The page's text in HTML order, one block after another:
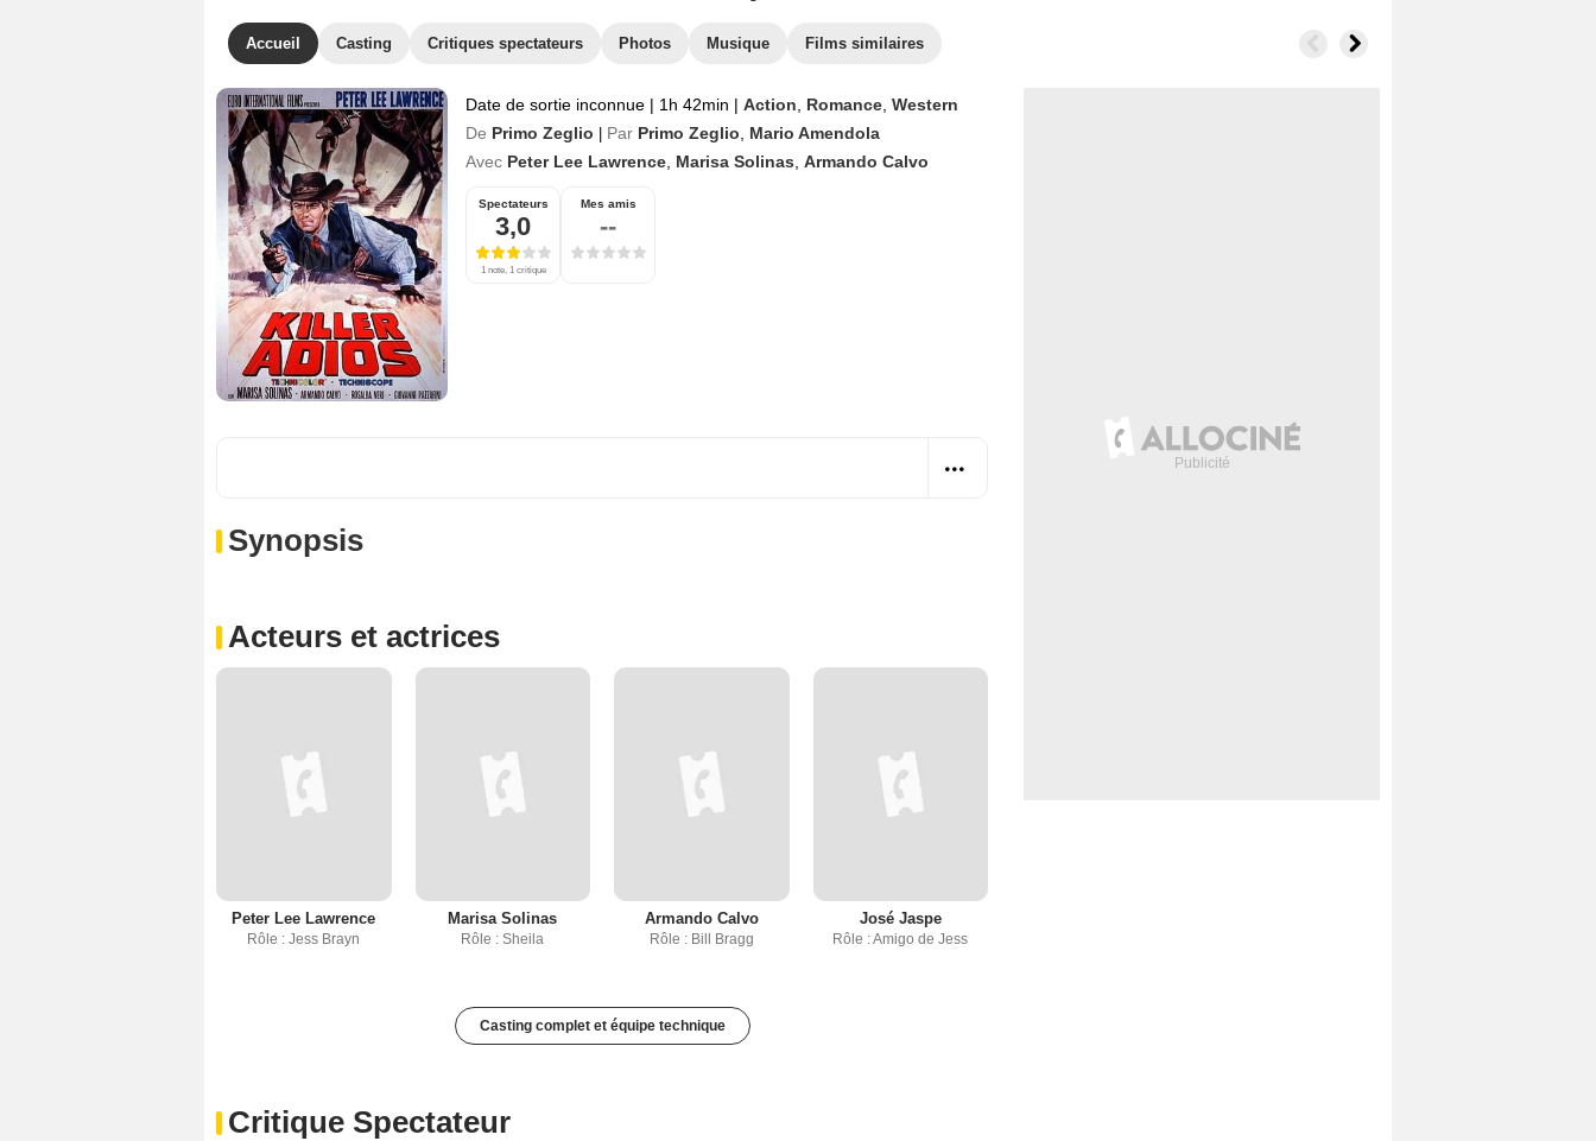
Accueil Casting Critiques spectateurs Photos Musique Films similaires
Date de sortie inconnue | 1h 42min | Action Romance Western
De Primo Zeglio Par Primo Zeglio
Mario Amendola
Avec Peter Lee Lawrence Marisa Solinas Armando Calvo
Spectateurs
3,0
1 note, 1 critique
Mes amis
--
Synopsis
Acteurs et actrices
Peter Lee Lawrence
Rôle : Jess Brayn
Marisa Solinas
Rôle : Sheila
Armando Calvo
Rôle : Bill Bragg
José Jaspe
Rôle : Amigo de Jess
Casting complet et équipe technique
Critique Spectateur